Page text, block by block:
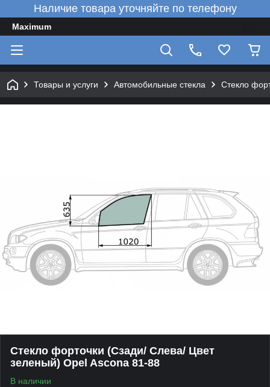
Наличие товара уточняйте по телефону
Maximum
Товары и услуги Автомобильные стекла Стекло
Стекло форточки (Сзади/ Слева/ Цвет
зеленый) Opel Ascona 81-88
В наличии